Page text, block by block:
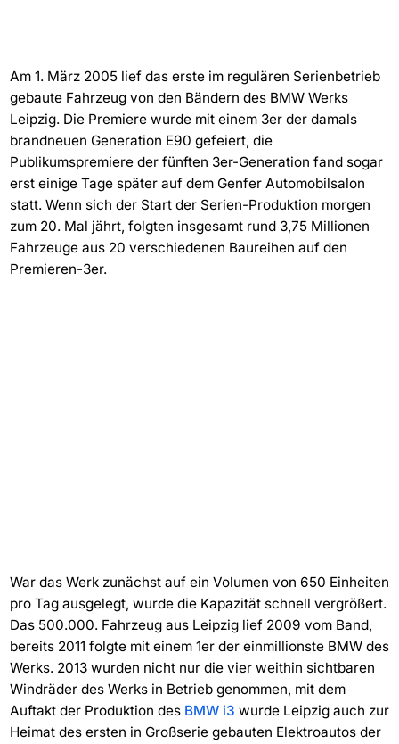
Am 1. März 2005 lief das erste im regulären Serienbetrieb
gebaute Fahrzeug von den Bändern des BMW Werks
Leipzig. Die Premiere wurde mit einem 3er der damals
brandneuen Generation E90 gefeiert, die
Publikumspremiere der fünften 3er-Generation fand sogar
erst einige Tage später auf dem Genfer Automobilsalon
statt. Wenn sich der Start der Serien-Produktion morgen
zum 20. Mal jährt, folgten insgesamt rund 3,75 Millionen
Fahrzeuge aus 20 verschiedenen Baureihen auf den
Premieren-3er.
War das Werk zunächst auf ein Volumen von 650 Einheiten
pro Tag ausgelegt, wurde die Kapazität schnell vergrößert.
Das 500.000. Fahrzeug aus Leipzig lief 2009 vom Band,
bereits 2011 folgte mit einem 1er der einmillionste BMW des
Werks. 2013 wurden nicht nur die vier weithin sichtbaren
Windräder des Werks in Betrieb genommen, mit dem
Auftakt der Produktion des BMW i3 wurde Leipzig auch zur
Heimat des ersten in Großserie gebauten Elektroautos der